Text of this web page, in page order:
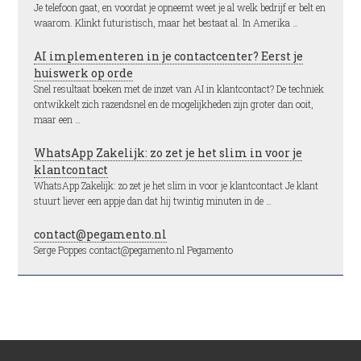
Je telefoon gaat, en voordat je opneemt weet je al welk bedrijf er belt en
waarom. Klinkt futuristisch, maar het bestaat al. In Amerika …
AI implementeren in je contactcenter? Eerst je
huiswerk op orde
Snel resultaat boeken met de inzet van AI in klantcontact? De techniek
ontwikkelt zich razendsnel en de mogelijkheden zijn groter dan ooit,
maar een …
WhatsApp Zakelijk: zo zet je het slim in voor je
klantcontact
WhatsApp Zakelijk: zo zet je het slim in voor je klantcontact Je klant
stuurt liever een appje dan dat hij twintig minuten in de …
contact@pegamento.nl
Serge Poppes contact@pegamento.nl Pegamento